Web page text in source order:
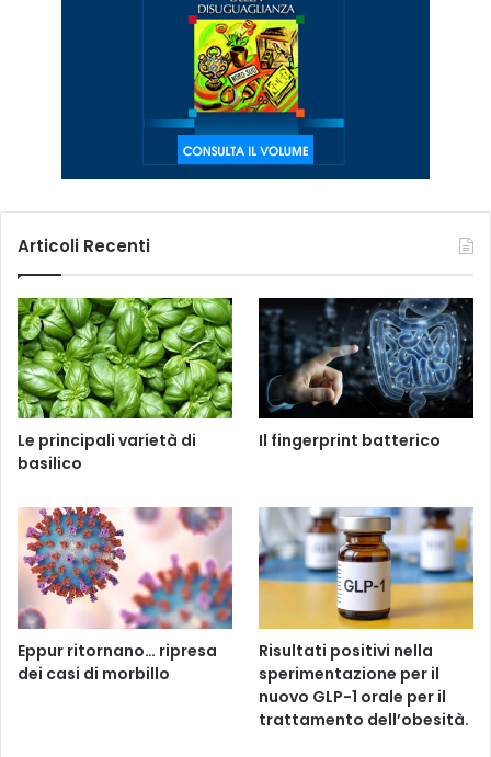
Articoli Recenti
Le principali varietà di
basilico
Il fingerprint batterico
Eppur ritornano… ripresa
dei casi di morbillo
Risultati positivi nella
sperimentazione per il
nuovo GLP-1 orale per il
trattamento dell’obesità.